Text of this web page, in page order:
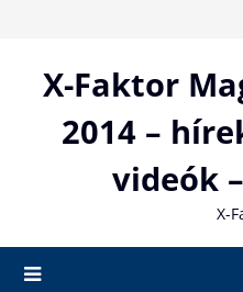
contentX-Faktor
2014 –
videók
X-